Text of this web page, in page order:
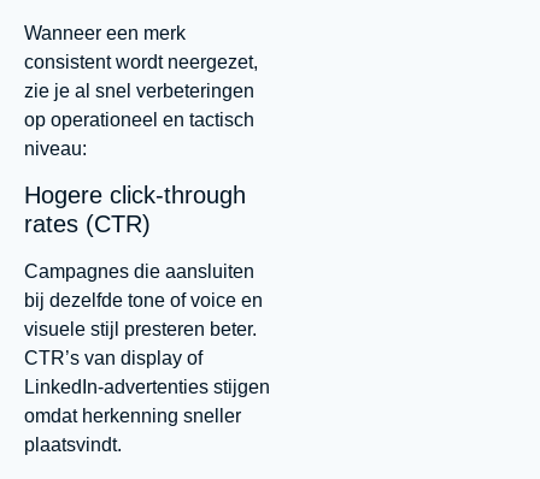
Wanneer een merk
consistent wordt neergezet,
zie je al snel verbeteringen
op operationeel en tactisch
niveau:
Hogere click-through
rates (CTR)
Campagnes die aansluiten
bij dezelfde tone of voice en
visuele stijl presteren beter.
CTR’s van display of
LinkedIn-advertenties stijgen
omdat herkenning sneller
plaatsvindt.